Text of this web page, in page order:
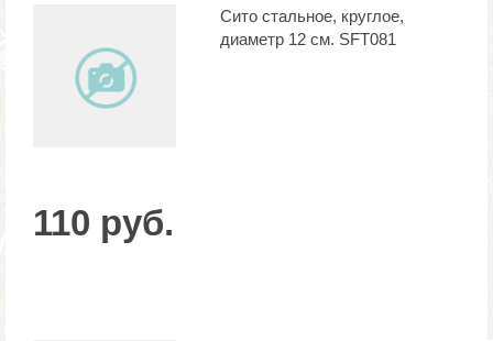
Сито стальное, круглое,
диаметр 12 см. SFT081
110 руб.